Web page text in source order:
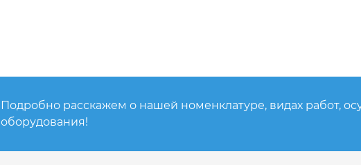
Подробно расскажем о нашей номенклатуре, видах работ,
оборудования!